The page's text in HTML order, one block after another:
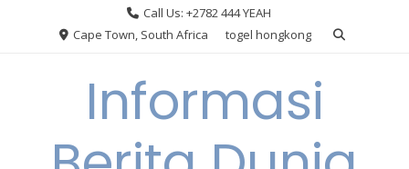
Call Us: +2782 444 YEAH
Cape Town, South Africa
togel hongkong
Informasi